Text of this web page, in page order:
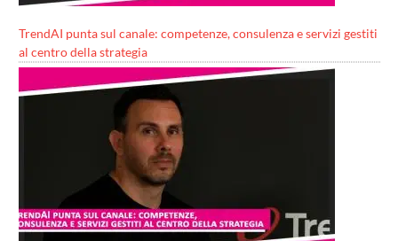
TrendAI punta sul canale: competenze, consulenza e servizi gestiti
al centro della strategia